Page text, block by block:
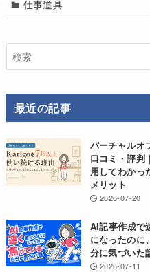
仕事道具
最近の記事
バーチャル
口コミ・評判
用してわかっ
メリット
2026-07-20
AI記事作成で
になったのに
分に気づいた
2026-07-11